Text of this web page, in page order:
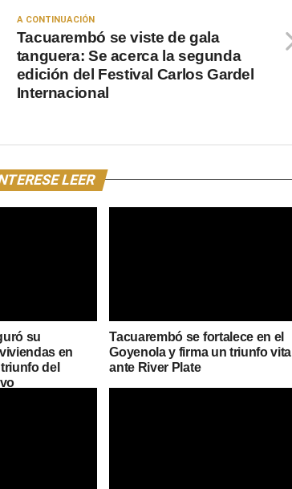
A CONTINUACIÓN
Tacuarembó se viste de gala
tanguera: Se acerca la segunda
edición del Festival Carlos Gardel
Internacional
LEER
su
en
del
Tacuarembó se fortalece en el
Goyenola y firma un triunfo vital
ante River Plate